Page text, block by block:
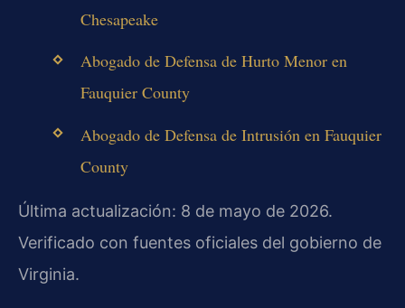
Chesapeake
Abogado de Defensa de Hurto Menor en
Fauquier County
Abogado de Defensa de Intrusión en Fauquier
County
Última actualización: 8 de mayo de 2026.
Verificado con fuentes oficiales del gobierno de
Virginia.